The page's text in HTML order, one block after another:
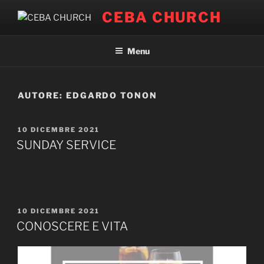
contenuto
CEBA CHURCH
Menu
AUTORE: EDGARDO TONON
PUBBLICATO
IL
10 DICEMBRE 2021
SUNDAY SERVICE
PUBBLICATO
IL
10 DICEMBRE 2021
CONOSCERE E VITA